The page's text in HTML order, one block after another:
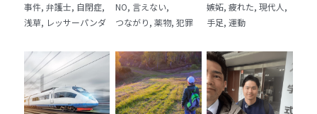
事件, 弁護士, 自閉症,
浅草, レッサーパンダ
NO, 言えない,
つながり, 薬物, 犯罪
嫉妬, 疲れた, 現代人,
手足, 運動